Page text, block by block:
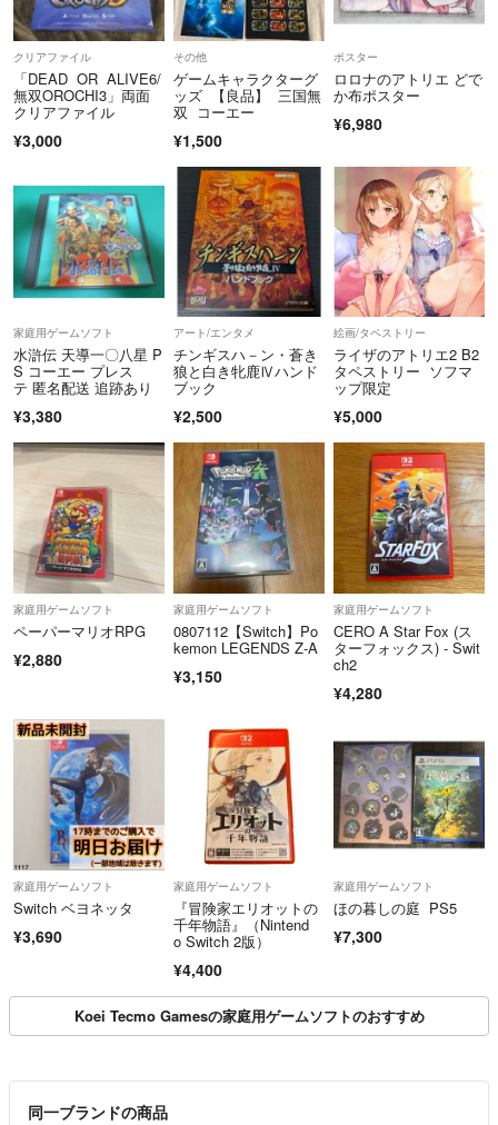
クリアファイル
「DEAD OR ALIVE6/
無双OROCHI3」両面
クリアファイル
¥3,000
その他
ゲームキャラクターグ
ッズ 【良品】 三国無
双 コーエー
¥1,500
ポスター
ロロナのアトリエ どで
か布ポスター
¥6,980
家庭用ゲームソフト
水滸伝 天導一〇八星 P
S コーエー プレス
テ 匿名配送 追跡あり
¥3,380
アート/エンタメ
チンギスハ－ン・蒼き
狼と白き牝鹿Ⅳハンド
ブック
¥2,500
絵画/タペストリー
ライザのアトリエ2 B2
タペストリー ソフマ
ップ限定
¥5,000
家庭用ゲームソフト
ペーパーマリオRPG
¥2,880
家庭用ゲームソフト
0807112【Switch】Po
kemon LEGENDS Z-A
¥3,150
家庭用ゲームソフト
CERO A Star Fox (ス
ターフォックス) - Swit
ch2
¥4,280
家庭用ゲームソフト
Switch ベヨネッタ
¥3,690
家庭用ゲームソフト
『冒険家エリオットの
千年物語』（Nintend
o Switch 2版）
¥4,400
家庭用ゲームソフト
ほの暮しの庭 PS5
¥7,300
Koei Tecmo Gamesの家庭用ゲームソフトのおすすめ
同一ブランドの商品